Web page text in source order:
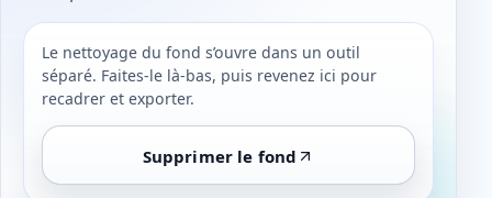
Le nettoyage du fond s’ouvre dans un outil
séparé. Faites-le là-bas, puis revenez ici pour
recadrer et exporter.
Supprimer le fond